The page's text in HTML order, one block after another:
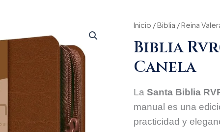
Inicio /Biblia /Reina
Biblia
Canela
La Santa Biblia
manual es una
practicidad y
price
was:
biblia
tamaño
manual
canela
cantidad